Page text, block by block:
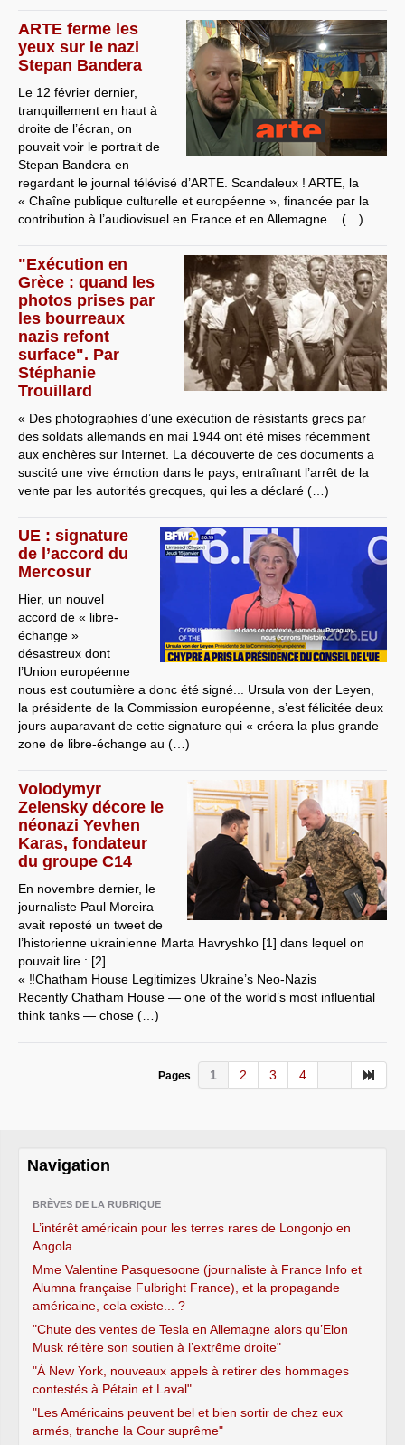
ARTE ferme les
yeux sur le nazi
Stepan Bandera
Le 12 février dernier,
tranquillement en haut à
droite de l’écran, on
pouvait voir le portrait de
Stepan Bandera en
regardant le journal télévisé d’ARTE. Scandaleux ! ARTE, la
« Chaîne publique culturelle et européenne », financée par la
contribution à l’audiovisuel en France et en Allemagne... (…)
"Exécution en
Grèce : quand les
photos prises par
les bourreaux
nazis refont
surface". Par
Stéphanie
Trouillard
« Des photographies d’une exécution de résistants grecs par
des soldats allemands en mai 1944 ont été mises récemment
aux enchères sur Internet. La découverte de ces documents a
suscité une vive émotion dans le pays, entraînant l’arrêt de la
vente par les autorités grecques, qui les a déclaré (…)
UE : signature
de l’accord du
Mercosur
Hier, un nouvel
accord de « libre-
échange »
désastreux dont
l’Union européenne
nous est coutumière a donc été signé... Ursula von der Leyen,
la présidente de la Commission européenne, s’est félicitée deux
jours auparavant de cette signature qui « créera la plus grande
zone de libre-échange au (…)
Volodymyr
Zelensky décore le
néonazi Yevhen
Karas, fondateur
du groupe C14
En novembre dernier, le
journaliste Paul Moreira
avait reposté un tweet de
l’historienne ukrainienne Marta Havryshko [1] dans lequel on
pouvait lire : [2]
« ‼️Chatham House Legitimizes Ukraine’s Neo-Nazis
Recently Chatham House — one of the world’s most influential
think tanks — chose (…)
Pages 1 2 3 4
Navigation
BRÈVES DE LA RUBRIQUE
L’intérêt américain pour les terres rares de Longonjo en
Angola
Mme Valentine Pasquesoone (journaliste à France Info et
Alumna française Fulbright France), et la propagande
américaine, cela existe... ?
"Chute des ventes de Tesla en Allemagne alors qu’Elon
Musk réitère son soutien à l’extrême droite"
"À New York, nouveaux appels à retirer des hommages
contestés à Pétain et Laval"
"Les Américains peuvent bel et bien sortir de chez eux
armés, tranche la Cour suprême"